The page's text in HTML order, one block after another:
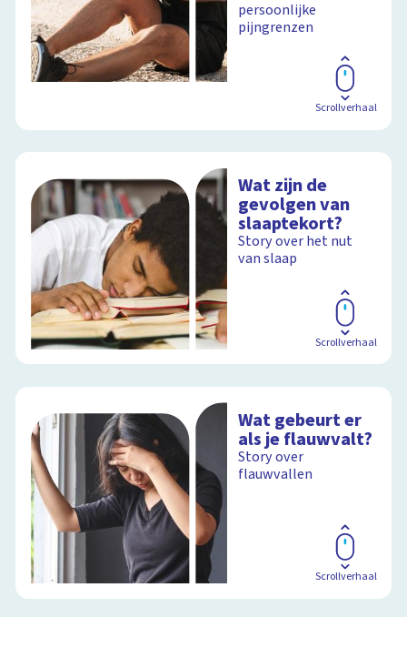
persoonlijke
pijngrenzen
Scrollverhaal
Wat zijn de
gevolgen van
slaaptekort?
Story over het nut
van slaap
Scrollverhaal
Wat gebeurt er
als je flauwvalt?
Story over
flauwvallen
Scrollverhaal